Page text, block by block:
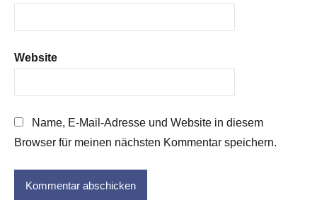
Website
Name, E-Mail-Adresse und Website in diesem
Browser für meinen nächsten Kommentar speichern.